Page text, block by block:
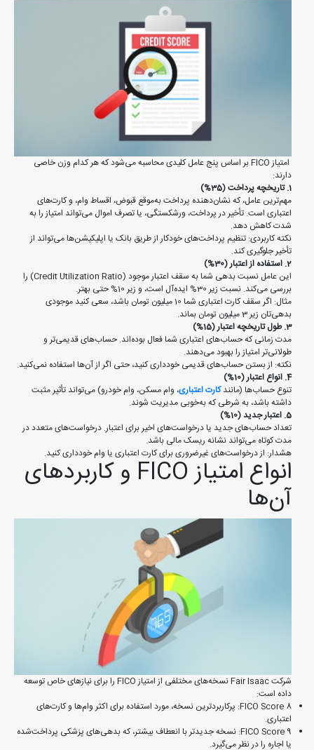
امتیاز FICO بر اساس پنج عامل کلیدی محاسبه می‌شود که هر کدام وزن خاصی
دارند:
1. تاریخچه پرداخت (35%)
مهم‌ترین عامل، که نشان‌دهنده پرداخت به‌موقع قبوض، اقساط وام، و کارت‌های
اعتباری است. تأخیر در پرداخت، ورشکستگی، یا تصرف اموال می‌تواند امتیاز را به
شدت کاهش دهد.
نکته کاربردی: تنظیم پرداخت‌های خودکار از طریق بانک یا اپلیکیشن‌ها می‌تواند از
تأخیر جلوگیری کند.
2. استفاده از اعتبار (30%)
این عامل نسبت بدهی شما به سقف اعتبار موجود (Credit Utilization Ratio) را
بررسی می‌کند. نسبت زیر 30% ایده‌آل است، و زیر 10% حتی بهتر.
مثال: اگر سقف کارت اعتباری شما 10 میلیون تومان باشد، سعی کنید موجودی
بدهی‌تان زیر 3 میلیون تومان بماند.
3. طول تاریخچه اعتبار (15%)
مدت زمانی که حساب‌های اعتباری شما فعال بوده‌اند. حساب‌های قدیمی‌تر و
طولانی‌تر امتیاز را بهبود می‌دهند.
نکته: از بستن حساب‌های قدیمی خودداری کنید، حتی اگر از آن‌ها استفاده نمی‌کنید.
4. انواع اعتبار (10%)
تنوع حساب‌ها (مانندکارت اعتباری، وام مسکن، وام خودرو) می‌تواند تأثیر مثبت
داشته باشد، به شرطی که به‌خوبی مدیریت شوند.
5. اعتبار جدید (10%)
تعداد حساب‌های جدید یا درخواست‌های اخیر برای اعتبار. درخواست‌های متعدد در
مدت کوتاه می‌تواند نشانه ریسک مالی باشد.
هشدار: از درخواست‌های غیرضروری برای کارت اعتباری یا وام خودداری کنید.
انواع امتیاز FICO و کاربردهای
آن‌ها
شرکت Fair Isaac نسخه‌های مختلفی از امتیاز FICO را برای نیازهای خاص توسعه
داده است:
FICO Score 8: پرکاربردترین نسخه، مورد استفاده برای اکثر وام‌ها و کارت‌های
اعتباری.
FICO Score 9: نسخه جدیدتر با انعطاف بیشتر، که بدهی‌های پزشکی پرداخت‌شده
یا اجاره را در نظر می‌گیرد.